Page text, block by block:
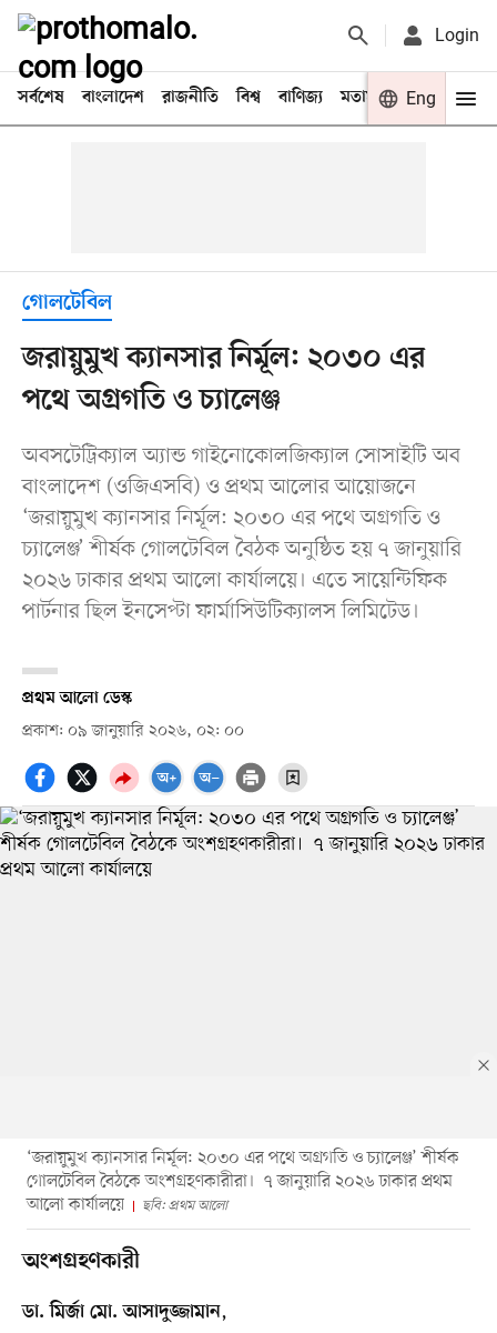
Login
সর্বশেষ বাংলাদেশ রাজনীতি বিশ্ব বাণিজ্য মতামত খেলা
Eng
গোলটেবিল
জরায়ুমুখ ক্যানসার নির্মূল: ২০৩০ এর
পথে অগ্রগতি ও চ্যালেঞ্জ
অবসটেট্রিক্যাল অ্যান্ড গাইনোকোলজিক্যাল সোসাইটি অব
বাংলাদেশ (ওজিএসবি) ও প্রথম আলোর আয়োজনে
‘জরায়ুমুখ ক্যানসার নির্মূল: ২০৩০ এর পথে অগ্রগতি ও
চ্যালেঞ্জ’ শীর্ষক গোলটেবিল বৈঠক অনুষ্ঠিত হয় ৭ জানুয়ারি
২০২৬ ঢাকার প্রথম আলো কার্যালয়ে। এতে সায়েন্টিফিক
পার্টনার ছিল ইনসেপ্টা ফার্মাসিউটিক্যালস লিমিটেড।
প্রথম আলো ডেস্ক
প্রকাশ: ০৯ জানুয়ারি ২০২৬, ০২: ০০
‘জরায়ুমুখ ক্যানসার নির্মূল: ২০৩০ এর পথে অগ্রগতি ও চ্যালেঞ্জ’ শীর্ষক
গোলটেবিল বৈঠকে অংশগ্রহণকারীরা। ৭ জানুয়ারি ২০২৬ ঢাকার প্রথম
আলো কার্যালয়ে
ছবি: প্রথম আলো
অংশগ্রহণকারী
ডা. মির্জা মো. আসাদুজ্জামান,